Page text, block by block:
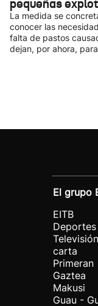
pequeñas
La medida se
conocer las
falta de pastos
dejan, por ahora,
El grupo
EITB
Deportes
carta
Primeran
Gaztea
Makusi
Guau -